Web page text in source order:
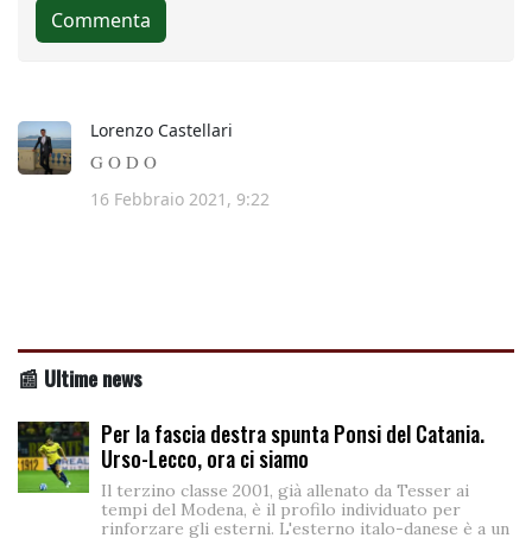
📰 Ultime news
Per la fascia destra spunta Ponsi del Catania.
Urso-Lecco, ora ci siamo
Il terzino classe 2001, già allenato da Tesser ai
tempi del Modena, è il profilo individuato per
rinforzare gli esterni. L'esterno italo-danese è a un